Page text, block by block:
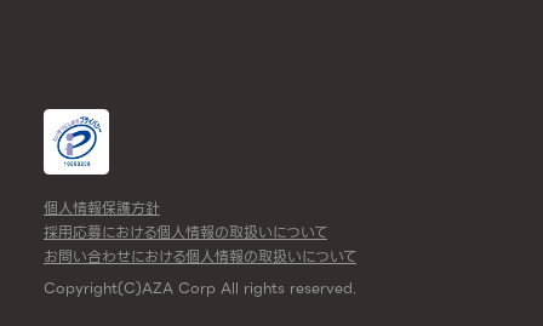
個人情報保護方針
採用応募における個人情報の取扱いについて
お問い合わせにおける個人情報の取扱いについて
Copyright(C)AZA Corp All rights reserved.